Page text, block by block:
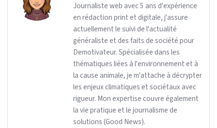
Journaliste web avec 5 ans d'expérience
en rédaction print et digitale, j'assure
actuellement le suivi de l'actualité
généraliste et des faits de société pour
Demotivateur. Spécialisée dans les
thématiques liées à l'environnement et à
la cause animale, je m'attache à décrypter
les enjeux climatiques et sociétaux avec
rigueur. Mon expertise couvre également
la vie pratique et le journalisme de
solutions (Good News).